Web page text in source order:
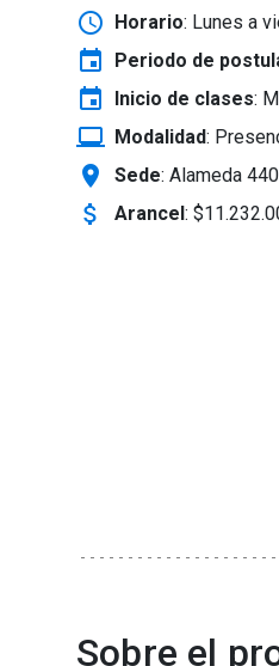
schedule Horario: Lunes a
event Periodo de
event Inicio de clases:
laptop_windows Modalidad:
location_on Sede: Alameda 440
attach_money Arancel:
Sobre el